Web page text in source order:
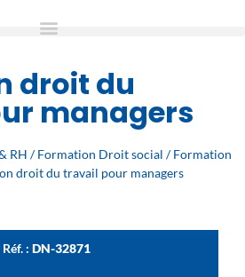
droit du
managers
RH /Formation Droit social /Formation
droit du travail pour managers
Réf. : DN-32871